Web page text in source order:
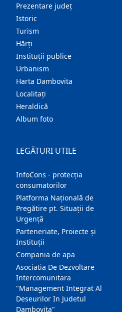
Prezentare judeţ
Istoric
Turism
Hărţi
Instituţii publice
Urbanism
Harta Dambovita
Localitaţi
Heraldică
Album foto
LEGĂTURI UTILE
InfoCons - protecția
consumatorilor
Platforma Națională de
Pregătire pt. Situații de
Urgență
Parteneriate, Proiecte și
Instituții
Compania de apa
Asociatia De Dezvoltare
Intercomunitara
"Management Integrat Al
Deseurilor In Judetul
Dambovita"